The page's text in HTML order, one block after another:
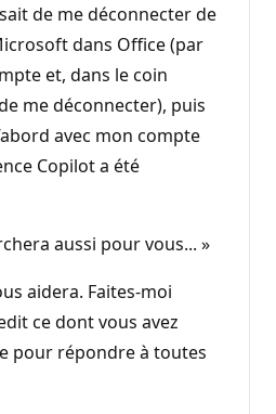
de me déconnecter de
dans Office (par
et, dans le coin
me déconnecter), puis
avec mon compte
Copilot a été
aussi pour vous... »
aidera. Faites-moi
ce dont vous avez
pour répondre à toutes